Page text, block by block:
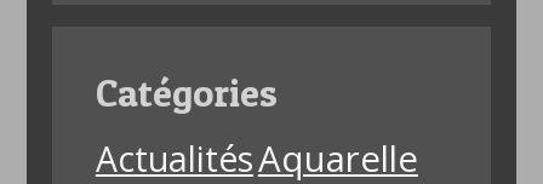
Catégories
ActualitésAquarelle